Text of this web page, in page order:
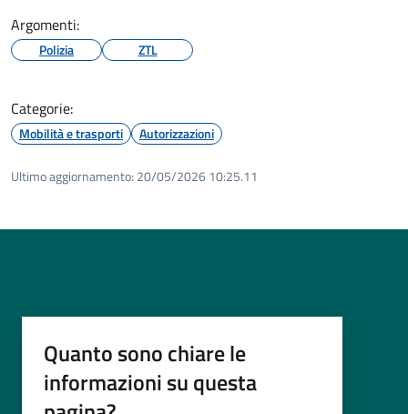
Argomenti:
Polizia ZTL
Categorie:
Mobilità e trasporti Autorizzazioni
Ultimo aggiornamento: 20/05/2026 10:25.11
Quanto sono chiare le
informazioni su questa